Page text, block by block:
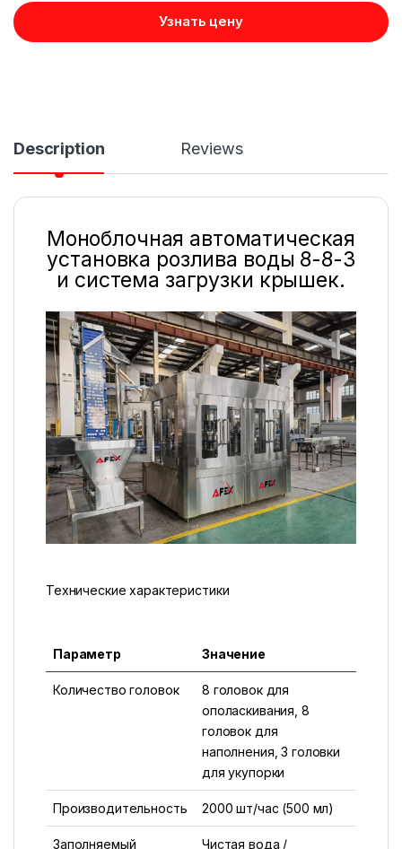
Узнать цену
Description Reviews
Моноблочная автоматическая
установка розлива воды 8-8-3
и система загрузки крышек.
Технические характеристики
Параметр Значение
Количество головок
8 головок для
ополаскивания, 8
головок для
наполнения, 3 головки
для укупорки
Производительность 2000 шт/час (500 мл)
Заполняемый
Чистая вода /